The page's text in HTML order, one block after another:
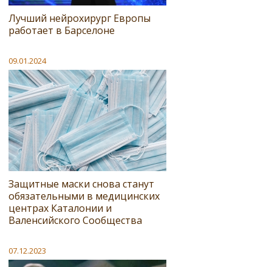
Лучший нейрохирург Европы
работает в Барселоне
09.01.2024
Защитные маски снова станут
обязательными в медицинских
центрах Каталонии и
Валенсийского Сообщества
07.12.2023